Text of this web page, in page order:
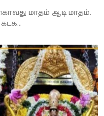
மாதம் ஆடி மாதம்.